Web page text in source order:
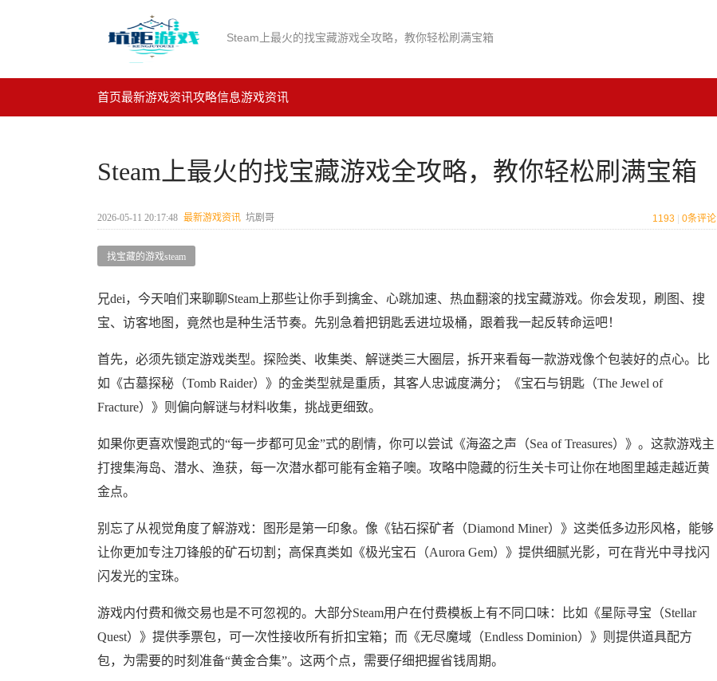
Steam上最火的找宝藏游戏全攻略，教你轻松刷满宝箱
首页最新游戏资讯攻略信息游戏资讯
Steam上最火的找宝藏游戏全攻略，教你轻松刷满宝箱
2026-05-11 20:17:48 最新游戏资讯 坑剧哥 1193 0条评论
找宝藏的游戏steam
兄dei，今天咱们来聊聊Steam上那些让你手到擒金、心跳加速、热血翻滚的找宝藏游戏。你会发现，刷图、搜
宝、访客地图，竟然也是种生活节奏。先别急着把钥匙丢进垃圾桶，跟着我一起反转命运吧！
首先，必须先锁定游戏类型。探险类、收集类、解谜类三大圈层，拆开来看每一款游戏像个包装好的点心。比
如《古墓探秘（Tomb Raider）》的金类型就是重质，其客人忠诚度满分；《宝石与钥匙（The Jewel of
Fracture）》则偏向解谜与材料收集，挑战更细致。
如果你更喜欢慢跑式的“每一步都可见金”式的剧情，你可以尝试《海盗之声（Sea of Treasures）》。这款游戏主
打搜集海岛、潜水、渔获，每一次潜水都可能有金箱子噢。攻略中隐藏的衍生关卡可让你在地图里越走越近黄
金点。
别忘了从视觉角度了解游戏：图形是第一印象。像《钻石探矿者（Diamond Miner）》这类低多边形风格，能够
让你更加专注刀锋般的矿石切割；高保真类如《极光宝石（Aurora Gem）》提供细腻光影，可在背光中寻找闪
闪发光的宝珠。
游戏内付费和微交易也是不可忽视的。大部分Steam用户在付费模板上有不同口味：比如《星际寻宝（Stellar
Quest）》提供季票包，可一次性接收所有折扣宝箱；而《无尽魔域（Endless Dominion）》则提供道具配方
包，为需要的时刻准备“黄金合集”。这两个点，需要仔细把握省钱周期。